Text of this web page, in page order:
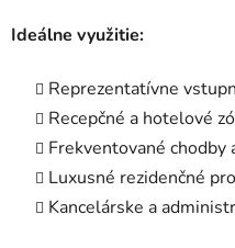
Ideálne využitie:
Reprezentatívne
Recepčné a hotelové
Frekventované
Luxusné rezidenčné
Kancelárske a